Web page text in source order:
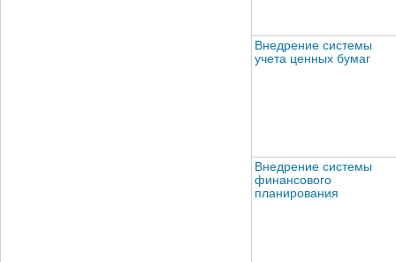
Внедрение системы
учета ценных бумаг
Внедрение системы
финансового
планирования